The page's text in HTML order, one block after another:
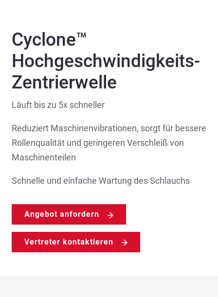
Cyclone™
Hochgeschwindigkeits-
Zentrierwelle
Läuft bis zu 5x schneller
Reduziert Maschinenvibrationen, sorgt für bessere
Rollenqualität und geringeren Verschleiß von
Maschinenteilen
Schnelle und einfache Wartung des Schlauchs
Angebot anfordern
Vertreter kontaktieren